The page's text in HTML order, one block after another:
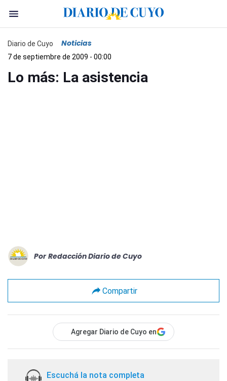
Diario de Cuyo Noticias
7 de septiembre de 2009 - 00:00
Lo más: La asistencia
Por Redacción Diario de Cuyo
Compartir
Agregar Diario de Cuyo en
Escuchá la nota completa